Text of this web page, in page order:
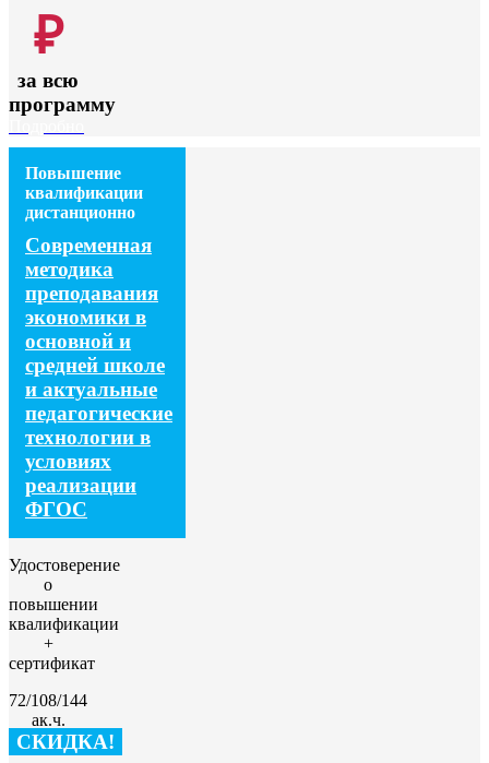
₽
за всю
программу
Повышение
квалификации
дистанционно
Современная
методика
преподавания
экономики в
основной и
средней школе
и актуальные
педагогические
технологии в
условиях
реализации
ФГОС
Удостоверение
о
повышении
квалификации
+
сертификат
72/108/144
ак.ч.
СКИДКА!